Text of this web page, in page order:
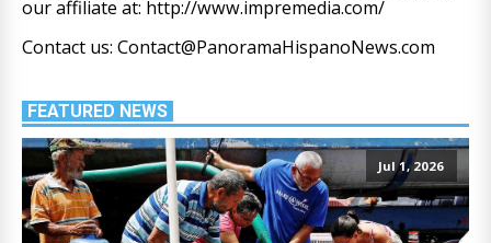
our affiliate at: http://www.impremedia.com/
Contact us: Contact@PanoramaHispanoNews.com
FEATURED NEWS
Jul 1, 2026